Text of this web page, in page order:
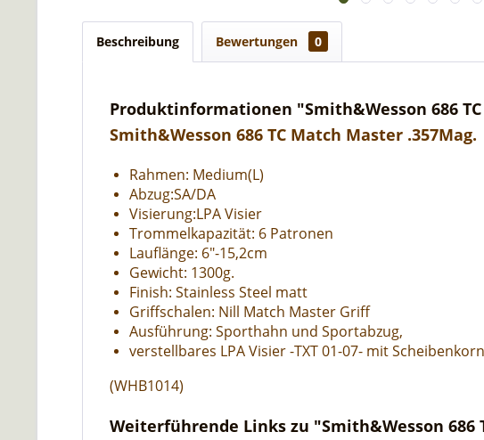
Beschreibung Bewertungen 0
Produktinformationen "Smith&Wesson 686
Smith&Wesson 686 TC Match Master .357Mag.
Rahmen: Medium(L)
Abzug:SA/DA
Visierung:LPA Visier
Trommelkapazität: 6 Patronen
Lauflänge: 6"-15,2cm
Gewicht: 1300g.
Finish: Stainless Steel matt
Griffschalen: Nill Match Master Griff
Ausführung: Sporthahn und Sportabzug,
verstellbares LPA Visier -TXT 01-07- mit Scheibenkorn
(WHB1014)
Weiterführende Links zu "Smith&Wesson 686